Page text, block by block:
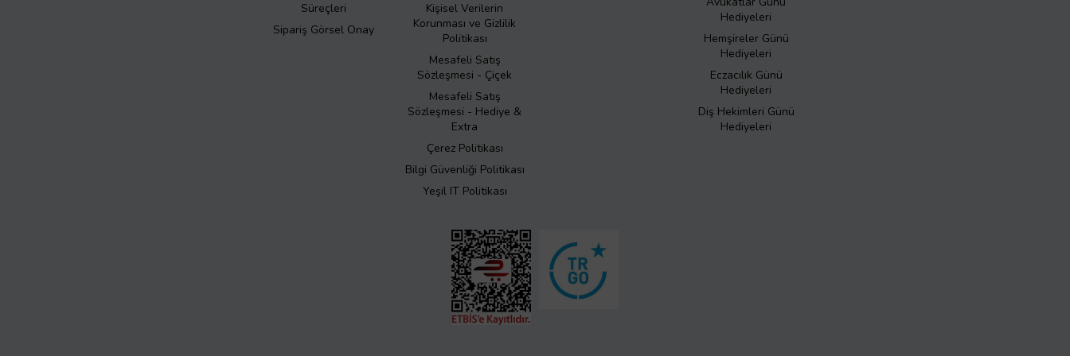
Süreçleri
Sipariş Görsel Onay
Kişisel Verilerin
Korunması ve Gizlilik
Politikası
Mesafeli Satış
Sözleşmesi - Çiçek
Mesafeli Satış
Sözleşmesi - Hediye &
Extra
Çerez Politikası
Bilgi Güvenliği Politikası
Yeşil IT Politikası
Hediyeleri
Hemşireler Günü
Hediyeleri
Eczacılık Günü
Hediyeleri
Diş Hekimleri Günü
Hediyeleri